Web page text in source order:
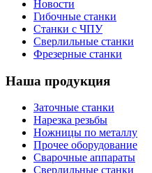
Новости
Гибочные станки
Станки с ЧПУ
Сверлильные станки
Фрезерные станки
Наша продукция
Заточные станки
Нарезка резьбы
Ножницы по металлу
Прочее оборудование
Сварочные аппараты
Сверлильные станки